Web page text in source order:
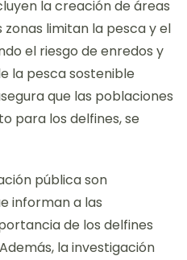
la creación de áreas
limitan la pesca y el
el riesgo de enredos y
la pesca sostenible
que las poblaciones
para los delfines, se
pública son
informan a las
de los delfines
la investigación